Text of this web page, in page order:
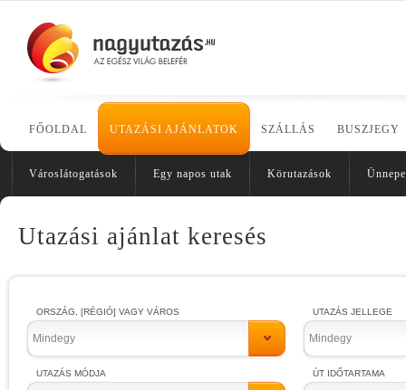
FŐOLDAL UTAZÁSI AJÁNLATOK SZÁLLÁS BUSZJEGY
Városlátogatások Egy napos utak Körutazások
Utazási ajánlat keresés
ORSZÁG, [RÉGIÓ] VAGY VÁROS
Mindegy
UTAZÁS MÓDJA
UTAZÁS JELLEGE
Mindegy
ÚT IDŐTARTAMA